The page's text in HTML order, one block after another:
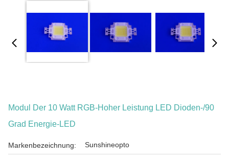
Modul Der 10 Watt RGB-Hoher Leistung LED Dioden-/90
Grad Energie-LED
Markenbezeichnung: Sunshineopto